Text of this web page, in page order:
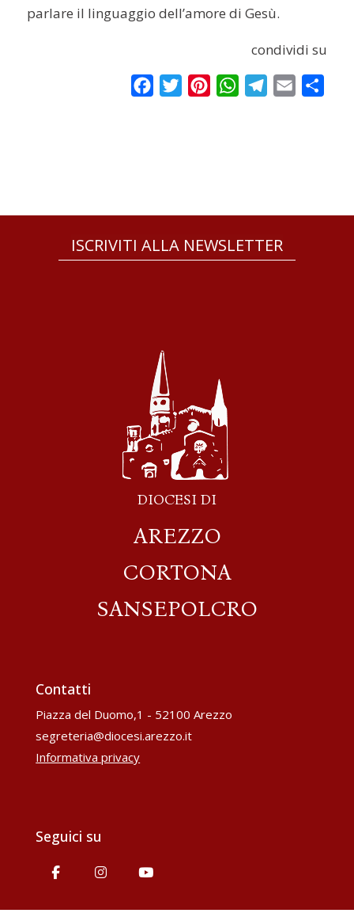
parlare il linguaggio dell’amore di Gesù.
condividi su
FacebookTwitterPinterestWhatsAppTelegram
Email
ISCRIVITI ALLA NEWSLETTER
DIOCESI DI
AREZZO
CORTONA
SANSEPOLCRO
Contatti
Piazza del Duomo,1 - 52100 Arezzo
segreteria@diocesi.arezzo.it
Informativa privacy
Seguici su